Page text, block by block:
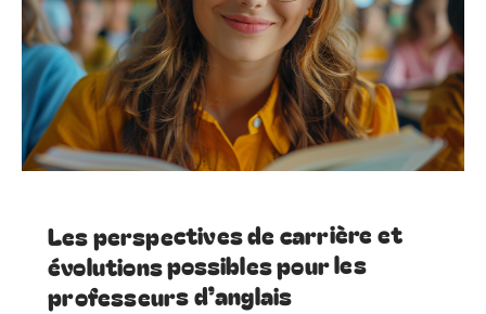
Les perspectives de carrière et
évolutions possibles pour les
professeurs d’anglais